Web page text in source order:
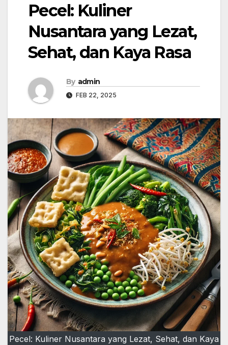
Pecel: Kuliner
Nusantara yang Lezat,
Sehat, dan Kaya Rasa
By admin
FEB 22, 2025
Pecel: Kuliner Nusantara yang Lezat, Sehat, dan Kaya